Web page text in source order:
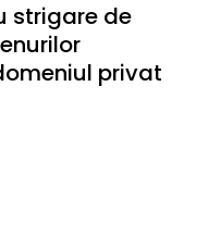
strigare de
privat